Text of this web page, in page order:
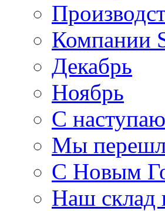
Компании
Декабрь
Ноябрь
С
Мы
С Новым
Наш склад